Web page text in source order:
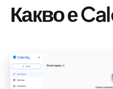
Какво е